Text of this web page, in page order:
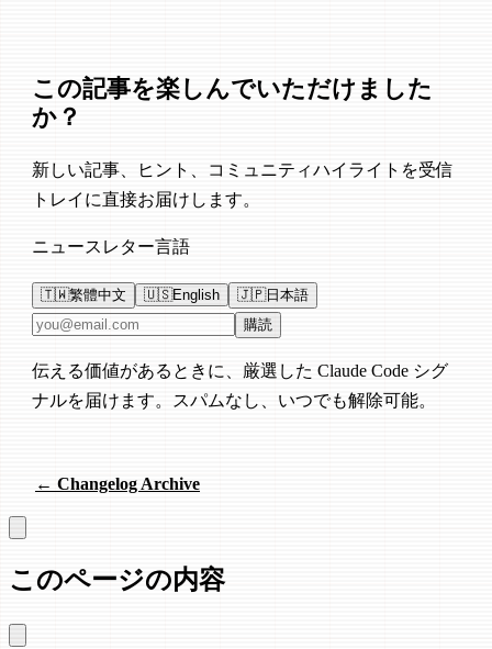
この記事を楽しんでいただけました
か？
新しい記事、ヒント、コミュニティハイライトを受信
トレイに直接お届けします。
ニュースレター言語
🇹🇼繁體中文 🇺🇸English 🇯🇵日本語
メールアドレス 購読
伝える価値があるときに、厳選した Claude Code シグ
ナルを届けます。スパムなし、いつでも解除可能。
← Changelog Archive
このページの内容